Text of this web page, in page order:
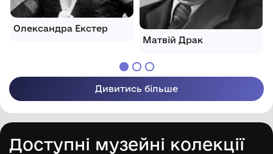
Олександра Екстер
Матвій Драк
Дивитись більше
Доступні музейні колекції